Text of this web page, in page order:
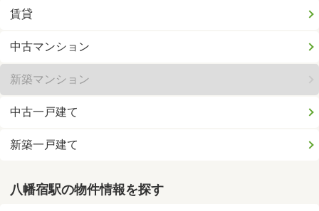
賃貸
中古マンション
新築マンション
中古一戸建て
新築一戸建て
八幡宿駅の物件情報を探す